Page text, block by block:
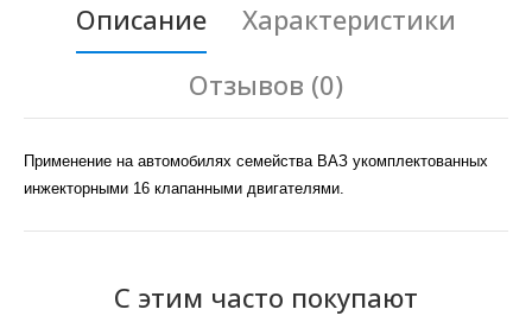
Описание
Характеристики
Отзывов (0)
Применение на автомобилях семейства ВАЗ укомплектованных
инжекторными 16 клапанными двигателями.
С этим часто покупают